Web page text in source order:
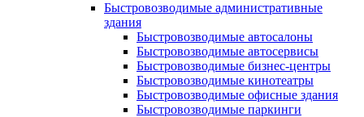
Быстровозводимые административные
здания
Быстровозводимые автосалоны
Быстровозводимые автосервисы
Быстровозводимые бизнес-центры
Быстровозводимые кинотеатры
Быстровозводимые офисные здания
Быстровозводимые паркинги